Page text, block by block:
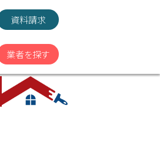
資料請求
業者を探す